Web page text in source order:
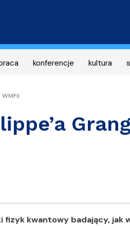
konferencje kultura
fizyk kwantowy badający, jak